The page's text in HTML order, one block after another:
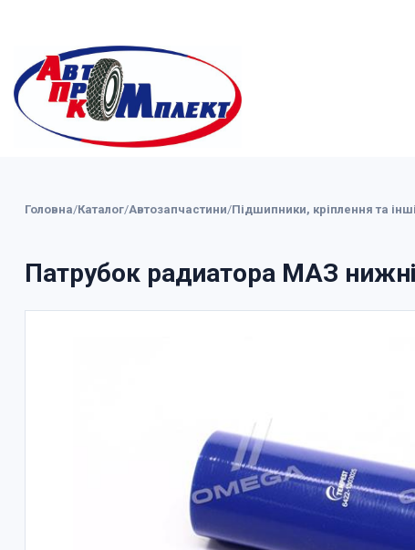
Головна/Каталог/Автозапчастини/Підшипники, кріплення та
Патрубок радиатора МАЗ